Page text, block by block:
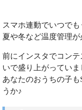
スマホ連動でいつで
夏や冬など温度管理が
前にインスタでコン
いで盛り上がっていま
あなたのおうちの子
うか♪